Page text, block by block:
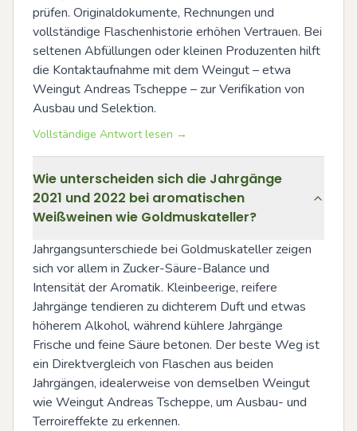
prüfen. Originaldokumente, Rechnungen und
vollständige Flaschenhistorie erhöhen Vertrauen. Bei
seltenen Abfüllungen oder kleinen Produzenten hilft
die Kontaktaufnahme mit dem Weingut – etwa
Weingut Andreas Tscheppe – zur Verifikation von
Ausbau und Selektion.
Vollständige Antwort lesen →
Wie unterscheiden sich die Jahrgänge
2021 und 2022 bei aromatischen
Weißweinen wie Goldmuskateller?
Jahrgangsunterschiede bei Goldmuskateller zeigen
sich vor allem in Zucker-Säure-Balance und
Intensität der Aromatik. Kleinbeerige, reifere
Jahrgänge tendieren zu dichterem Duft und etwas
höherem Alkohol, während kühlere Jahrgänge
Frische und feine Säure betonen. Der beste Weg ist
ein Direktvergleich von Flaschen aus beiden
Jahrgängen, idealerweise von demselben Weingut
wie Weingut Andreas Tscheppe, um Ausbau- und
Terroireffekte zu erkennen.